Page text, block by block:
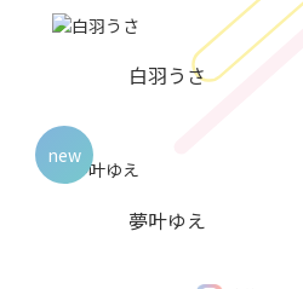
白羽うさ
夢叶ゆえ
new